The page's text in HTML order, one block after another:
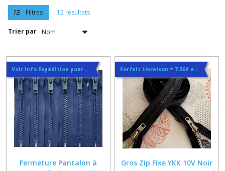
Filtres 12 résultats
Trier par
Voir Info Expédition pour Régler les Frais de Port au Meilleur Prix , En haut d'ecran à Droite
Fermeture Pantalon à
Forfait Livraison = 7.56€ en Courrier Suivi
Gros Zip Fixe YKK 10V Noir